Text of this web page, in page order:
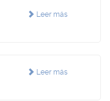
Leer más
Leer más